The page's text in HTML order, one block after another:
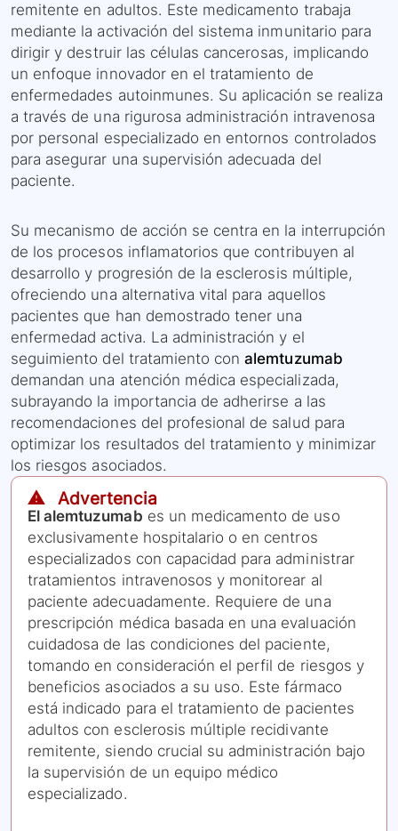
remitente en adultos. Este medicamento trabaja
mediante la activación del sistema inmunitario para
dirigir y destruir las células cancerosas, implicando
un enfoque innovador en el tratamiento de
enfermedades autoinmunes. Su aplicación se realiza
a través de una rigurosa administración intravenosa
por personal especializado en entornos controlados
para asegurar una supervisión adecuada del
paciente.
Su mecanismo de acción se centra en la interrupción
de los procesos inflamatorios que contribuyen al
desarrollo y progresión de la esclerosis múltiple,
ofreciendo una alternativa vital para aquellos
pacientes que han demostrado tener una
enfermedad activa. La administración y el
seguimiento del tratamiento conalemtuzumab
demandan una atención médica especializada,
subrayando la importancia de adherirse a las
recomendaciones del profesional de salud para
optimizar los resultados del tratamiento y minimizar
los riesgos asociados.
⚠️ Advertencia
El alemtuzumab es un medicamento de uso
exclusivamente hospitalario o en centros
especializados con capacidad para administrar
tratamientos intravenosos y monitorear al
paciente adecuadamente. Requiere de una
prescripción médica basada en una evaluación
cuidadosa de las condiciones del paciente,
tomando en consideración el perfil de riesgos y
beneficios asociados a su uso. Este fármaco
está indicado para el tratamiento de pacientes
adultos con esclerosis múltiple recidivante
remitente, siendo crucial su administración bajo
la supervisión de un equipo médico
especializado.